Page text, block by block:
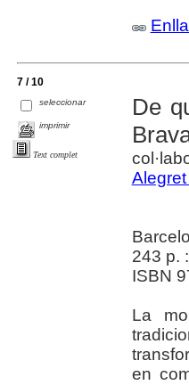
7 / 10
seleccionar
imprimir
Text complet
De
243 p.
ISBN
La
en